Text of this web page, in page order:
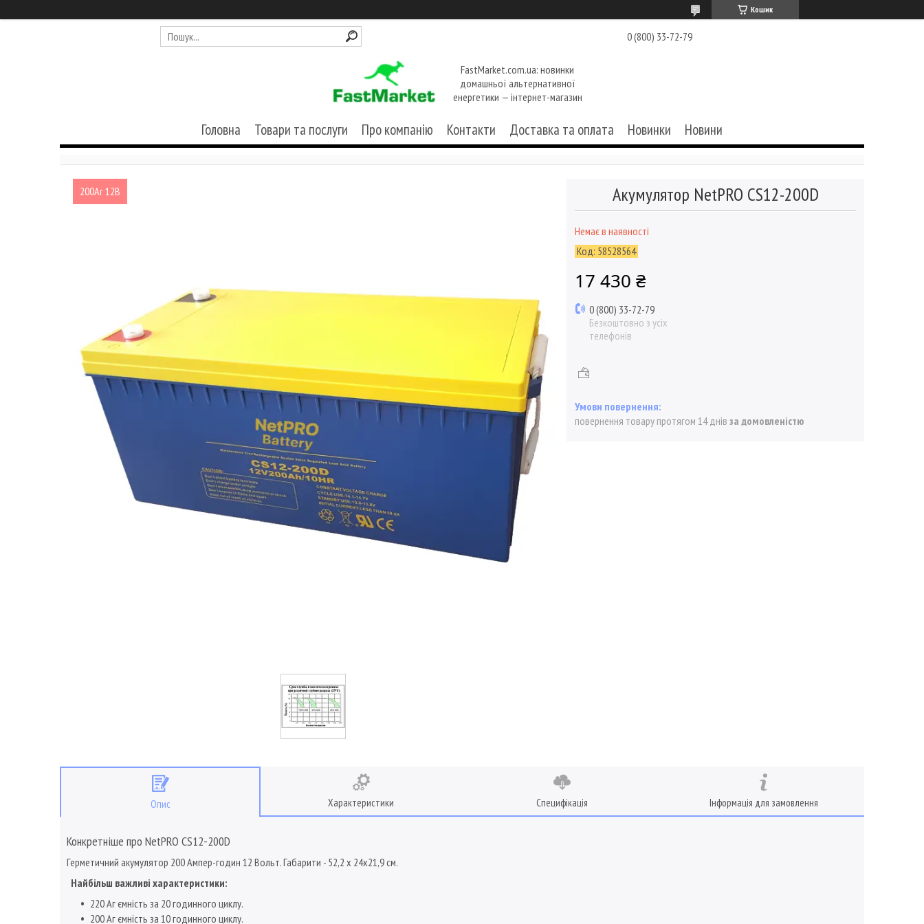
Кошик
0 (800) 33-72-79
FastMarket.com.ua: новинки
домашньої альтернативної
енергетики — інтернет-магазин
Головна Товари та послуги Про компанію Контакти Доставка та оплата Новинки Новини
200Аг 12В Акумулятор NetPRO CS12-200D
Немає в наявності
Код: 58528564
17 430 ₴
0 (800) 33-72-79
Безкоштовно з усіх
телефонів
повернення товару протягом 14 днів за домовленістю
Опис Характеристики Специфікація Інформація для замовлення
Конкретніше про NetPRO CS12-200D
Герметичний акумулятор 200 Ампер-годин 12 Вольт. Габарити - 52,2 х 24х21,9 см.
Найбільш важливі характеристики:
220 Аг ємність за 20 годинного циклу.
200 Аг ємність за 10 годинного циклу.